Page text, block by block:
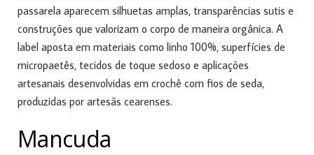
passarela aparecem silhuetas amplas, transparências sutis e
construções que valorizam o corpo de maneira orgânica. A
label aposta em materiais como linho 100%, superfícies de
micropaetês, tecidos de toque sedoso e aplicações
artesanais desenvolvidas em crochê com fios de seda,
produzidas por artesãs cearenses.
Mancuda